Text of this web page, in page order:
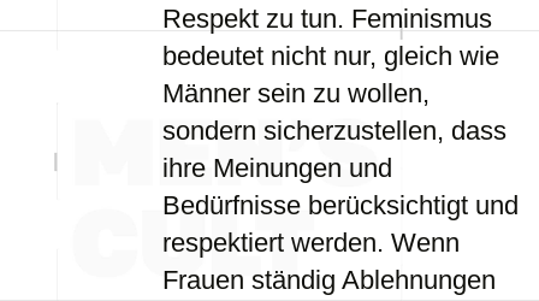
Respekt zu tun. Feminismus
bedeutet nicht nur, gleich wie
Männer sein zu wollen,
sondern sicherzustellen, dass
ihre Meinungen und
Bedürfnisse berücksichtigt und
respektiert werden. Wenn
Frauen ständig Ablehnungen